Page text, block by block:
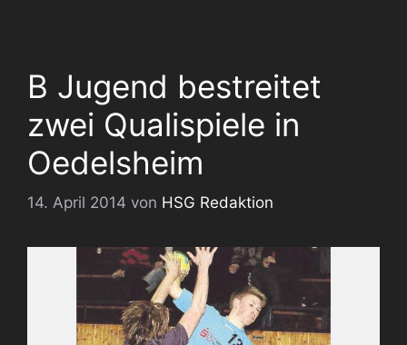
B Jugend bestreitet
zwei Qualispiele in
Oedelsheim
14. April 2014 von HSG Redaktion